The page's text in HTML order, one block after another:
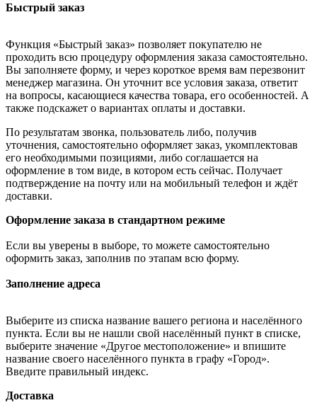
Быстрый заказ
Функция «Быстрый заказ» позволяет покупателю не
проходить всю процедуру оформления заказа самостоятельно.
Вы заполняете форму, и через короткое время вам перезвонит
менеджер магазина. Он уточнит все условия заказа, ответит
на вопросы, касающиеся качества товара, его особенностей. А
также подскажет о вариантах оплаты и доставки.
По результатам звонка, пользователь либо, получив
уточнения, самостоятельно оформляет заказ, укомплектовав
его необходимыми позициями, либо соглашается на
оформление в том виде, в котором есть сейчас. Получает
подтверждение на почту или на мобильный телефон и ждёт
доставки.
Оформление заказа в стандартном режиме
Если вы уверены в выборе, то можете самостоятельно
оформить заказ, заполнив по этапам всю форму.
Заполнение адреса
Выберите из списка название вашего региона и населённого
пункта. Если вы не нашли свой населённый пункт в списке,
выберите значение «Другое местоположение» и впишите
название своего населённого пункта в графу «Город».
Введите правильный индекс.
Доставка